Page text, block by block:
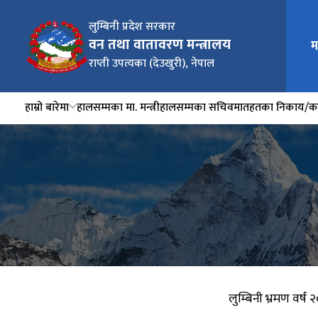
लुम्बिनी प्रदेश सरकार
वन तथा वातावरण मन्त्रालय
राप्ती उपत्यका (देउखुरी), नेपाल
हाम्रो बारेमा हालसम्मका मा. मन्त्रीहालसम्मका सचिवमातहतका निकाय/
लुम्बिनी भ्रमण वर्ष